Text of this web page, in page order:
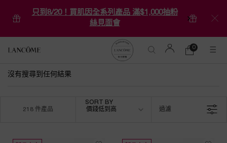
只到8/20！買肌因全系列產品 滿$1,000抽粉
絲見面會
購
0
0 product in
沒有搜尋到任何結果
218 件產品
Sort by
價錢低到高
SORT BY
過濾
FILTER MENU